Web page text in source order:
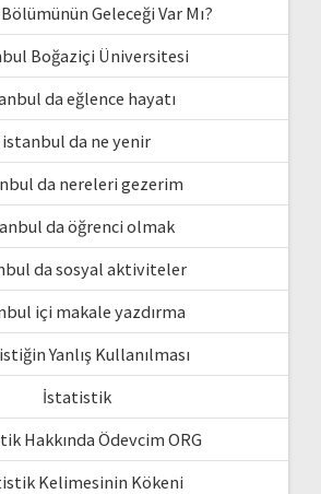
Geleceği Var Mı?
Boğaziçi Üniversitesi
da eğlence hayatı
istanbul da ne yenir
da nereleri gezerim
da öğrenci olmak
da sosyal aktiviteler
içi makale yazdırma
Yanlış Kullanılması
İstatistik
Hakkında Ödevcim ORG
Kelimesinin Kökeni